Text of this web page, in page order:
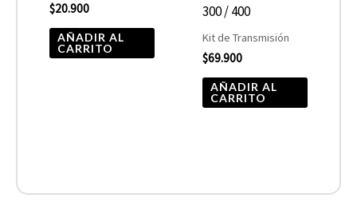
$20.900
AÑADIR AL
CARRITO
300 / 400
Kit de Transmisión
$69.900
AÑADIR AL
CARRITO